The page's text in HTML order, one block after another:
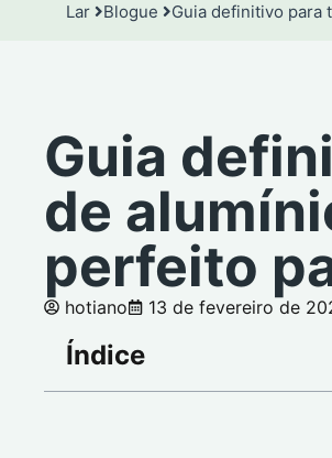
Lar Blogue Guia definitivo para
Guia
de
perfeito
hotiano 13 de fevereiro de
Índice